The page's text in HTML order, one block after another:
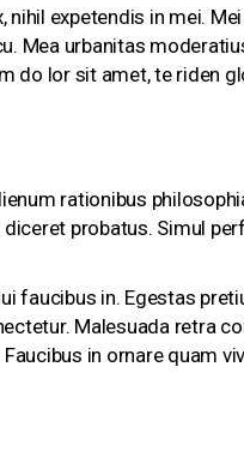
expetendis in mei.
Mea urbanitas
lor sit amet, te riden
rationibus
probatus. Simul
faucibus in. Egestas
Malesuada retra
in ornare